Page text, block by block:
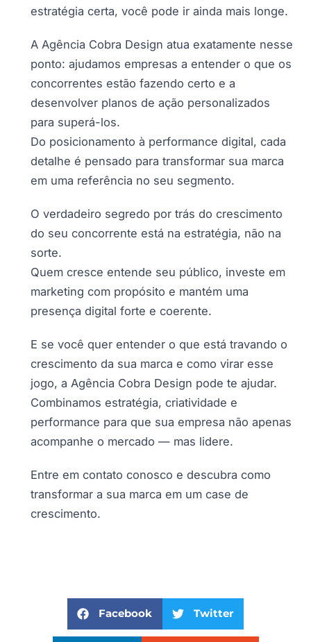
estratégia certa, você pode ir ainda mais longe.
A Agência Cobra Design atua exatamente nesse
ponto: ajudamos empresas a entender o que os
concorrentes estão fazendo certo e a
desenvolver planos de ação personalizados
para superá-los.
Do posicionamento à performance digital, cada
detalhe é pensado para transformar sua marca
em uma referência no seu segmento.
O verdadeiro segredo por trás do crescimento
do seu concorrente está na estratégia, não na
sorte.
Quem cresce entende seu público, investe em
marketing com propósito e mantém uma
presença digital forte e coerente.
E se você quer entender o que está travando o
crescimento da sua marca e como virar esse
jogo, a Agência Cobra Design pode te ajudar.
Combinamos estratégia, criatividade e
performance para que sua empresa não apenas
acompanhe o mercado — mas lidere.
Entre em contato conosco e descubra como
transformar a sua marca em um case de
crescimento.
Facebook Twitter